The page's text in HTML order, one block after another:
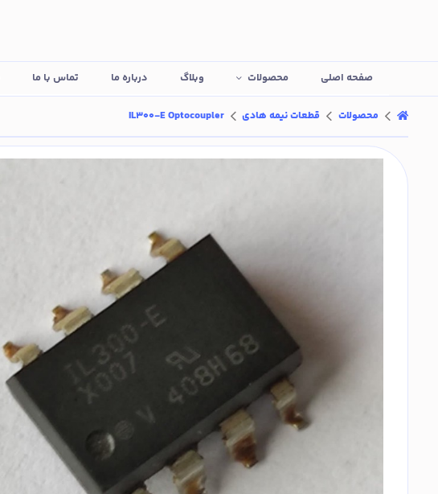
صفحه اصلی محصولات وبلاگ درباره ما تماس با ما
محصولات قطعات نیمه هادی IL300-E Optocoupler